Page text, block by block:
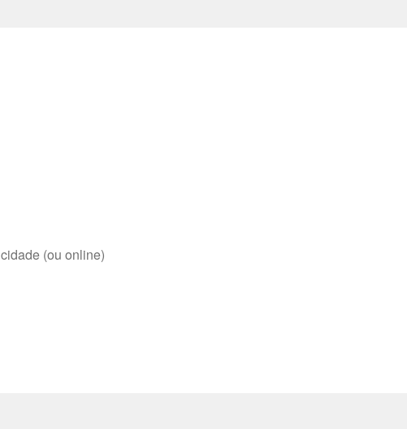
(ou online)